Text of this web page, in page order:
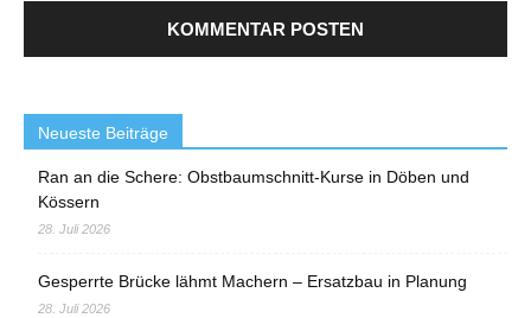
Neueste Beiträge
Ran an die Schere: Obstbaumschnitt-Kurse in Döben und
Kössern
28. Juli 2026
Gesperrte Brücke lähmt Machern – Ersatzbau in Planung
28. Juli 2026